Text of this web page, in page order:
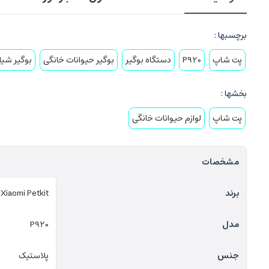
برچسبها :
پت شاپ
P920 دستگاه بوگیر بوگیر حیوانات خانگی بوگیر
بخشها :
پت شاپ
لوازم حیوانات خانگی
مشخصات
برند Xiaomi Petkit
مدل P920
جنس پلاستیک